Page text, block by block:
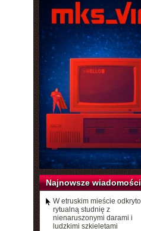
Najnowsze wiadomości
W etruskim mieście odkryto
rytualną studnię z
nienaruszonymi darami i
ludzkimi szkieletami